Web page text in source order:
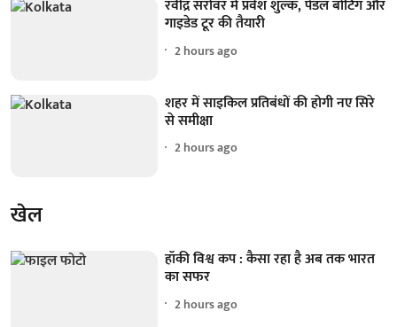
रवींद्र सरोवर में प्रवेश शुल्क, पैडल बोटिंग और
गाइडेड टूर की तैयारी
2 hours ago
शहर में साइकिल प्रतिबंधों की होगी नए सिरे
से समीक्षा
2 hours ago
खेल
हॉकी विश्व कप : कैसा रहा है अब तक भारत
का सफर
2 hours ago